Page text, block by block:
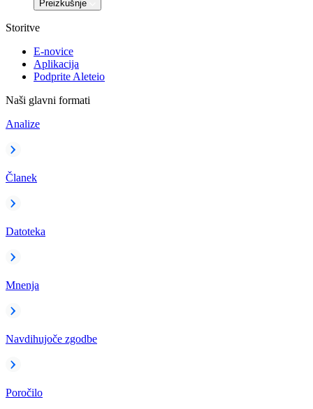
Preizkušnje
Storitve
E-novice
Aplikacija
Podprite Aleteio
Naši glavni formati
Analize
Članek
Datoteka
Mnenja
Navdihujoče zgodbe
Poročilo